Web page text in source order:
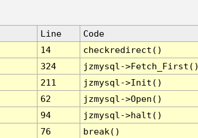
Line
Code
14
checkredirect()
324
jzmysql-
211
jzmysql->Init()
62
jzmysql->Open()
94
jzmysql->halt()
76 break()